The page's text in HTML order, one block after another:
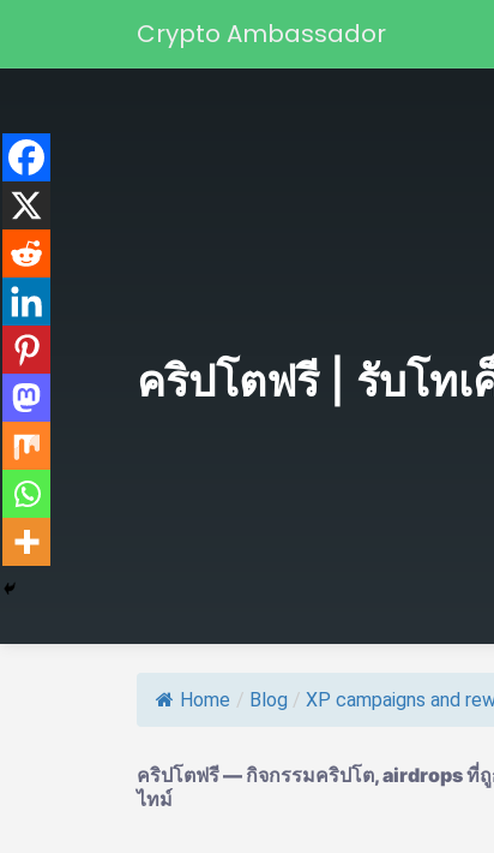
Main Navigation
Crypto Ambassador
คริปโตฟรี | รับโท
Home / Blog / XP campaigns and
คริปโตฟรี — กิจกรรมคริปโต, airdrops ที่ถู
ไทม์